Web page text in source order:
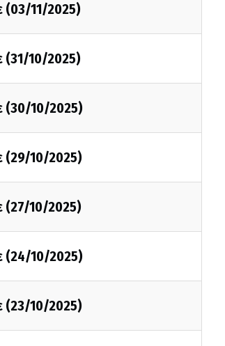
(03/11/2025)
(31/10/2025)
(30/10/2025)
(29/10/2025)
(27/10/2025)
(24/10/2025)
(23/10/2025)